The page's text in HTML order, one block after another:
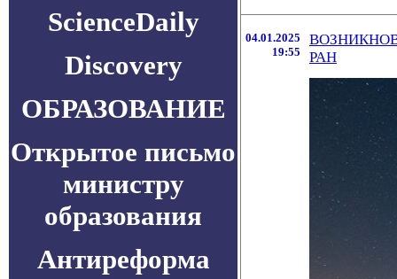
ScienceDaily
Discovery
ОБРАЗОВАНИЕ
Открытое письмо
министру
образования
Антиреформа
04.01.2025
19:55
РАН